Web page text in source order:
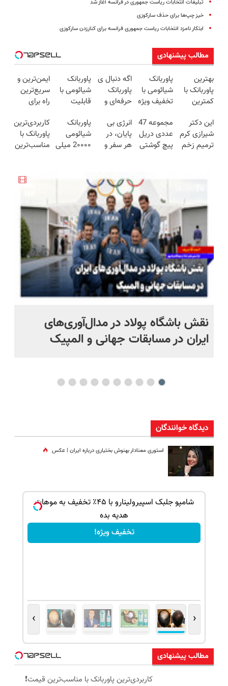
تبلیغات انتخابات ریاست جمهوری در فرانسه آغاز شد
خیز چپ‌ها برای حذف سارکوزی
ابتکار نامزد انتخابات ریاست جمهوری فرانسه برای کنارزدن سارکوزی
مطالب پیشنهادی
بهترین
پاوربانک با
کمترین
پاوربانک
شیائومی با
تخفیف ویژه
محدود🔥
اگه دنبال ی
پاوربانک
حرفه‌ای و
مناسبی
تخفیف رو
از دست نده
پاوربانک
شیائومی با
قابلیت
در زمان
های بی
برقی⚡
ایمن‌ترین و
سریع‌ترین
راه برای
😍👌🏻
این دکتر
شیرازی کرم
ترمیم زخم
مجموعه 47
عددی دریل
پیچ گوشتی
مدت
انرژی بی
پایان، در
هر سفر و
شیائومی با
تخفیف ویژه
🔥
پاوربانک
شیائومی
2۰۰۰۰ میلی
پرداخت
درب منزل)
کاربردی‌ترین
پاوربانک با
مناسب‌ترین
نقش باشگاه پولاد در مدال‌آوری‌های
ایران در مسابقات جهانی و المپیک
دیدگاه خوانندگان
استوری معنادار بهنوش بختیاری درباره ایران | عکس
شامپو جلبک اسپیرولینارو با ۴۵٪ تخفیف به موهات
هدیه بده
تخفیف ویژه!
‹
›
مطالب پیشنهادی
کاربردی‌ترین پاوربانک با مناسب‌ترین قیمت❗